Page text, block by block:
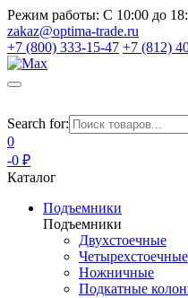
Режим работы: С 10:00 до
zakaz@optima-trade.ru
+7 (800) 333-15-47 +7 (812)
Search for:
0
-0 ₽
Каталог
Подъемники
Подъемники
Двухстоечные
Четырехстоечные
Ножничные
Подкатные